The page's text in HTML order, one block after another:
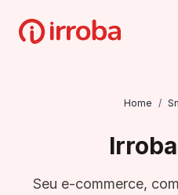
Irroba
Home /
Seu e-commerce,